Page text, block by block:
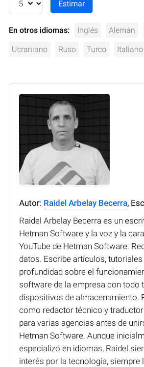
En otros idiomas: Inglés Alemán
Ucraniano Ruso Turco Italiano
Autor: Raidel Arbelay Becerra,
Raidel Arbelay Becerra es un
Hetman Software y la voz y la
YouTube de Hetman Software:
datos. Escribe artículos, tutoriales
profundidad sobre el
software de la empresa con todo
dispositivos de almacenamiento.
como redactor técnico y
para varias agencias antes de
Hetman Software. Aunque
especializó en idiomas, Raidel
interés por la tecnología, siempre